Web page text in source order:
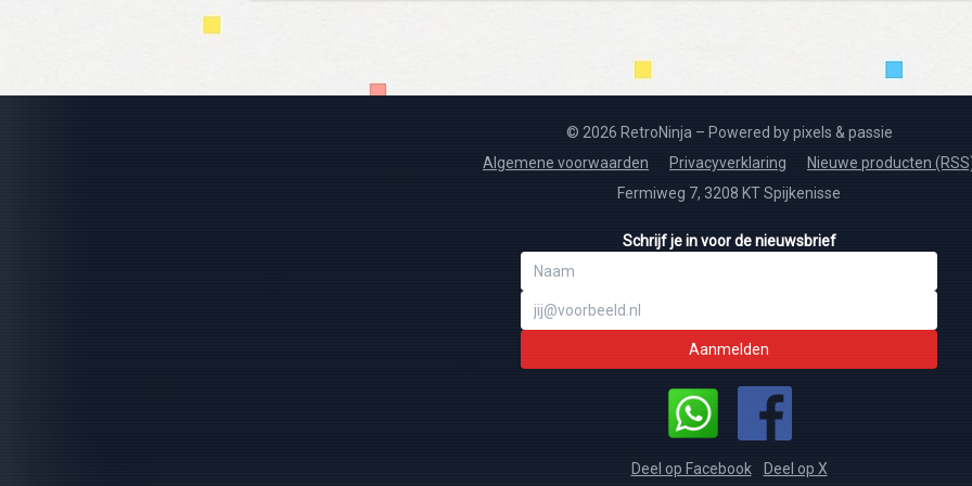
© 2026 RetroNinja – Powered by pixels & passie
Algemene voorwaarden
Privacyverklaring
Nieuwe producten
Fermiweg 7, 3208 KT Spijkenisse
Schrijf je in voor de nieuwsbrief
Aanmelden
Deel op Facebook Deel op X